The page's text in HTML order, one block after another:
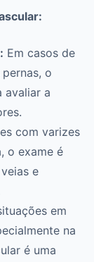
Em casos de
o
avaliar a
com varizes
o exame é
e
em
na
é uma